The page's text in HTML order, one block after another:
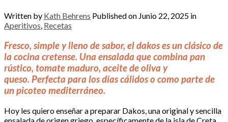
Written by Kath Behrens Published on Junio 22, 2025 in
Aperitivos, Recetas
Fresco, simple y lleno de sabor, el dakos es un clásico de
la cocina cretense. Una ensalada que combina pan
rústico, tomate maduro, aceite de oliva y
queso. Perfecta para los días cálidos o como parte de
un picoteo mediterráneo.
Hoy les quiero enseñar a preparar Dakos, una original y sencilla